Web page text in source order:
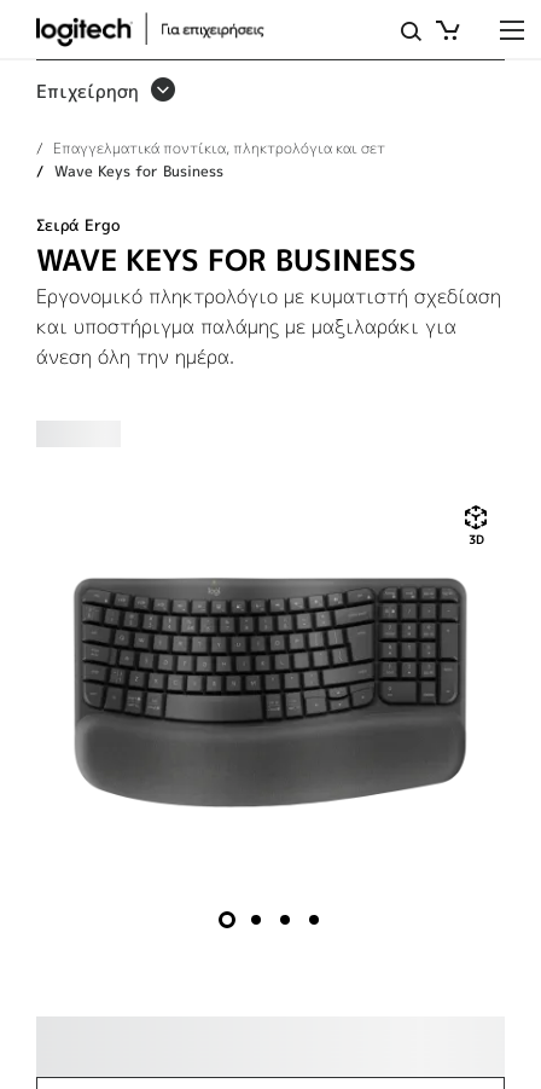
WAVE
KEYS
FOR
BUSINESS
Επιχείρηση
Επαγγελματικά ποντίκια, πληκτρολόγια και σετ
Wave Keys for Business
Σειρά Ergo
WAVE KEYS FOR BUSINESS
Εργονομικό πληκτρολόγιο με κυματιστή σχεδίαση
και υποστήριγμα παλάμης με μαξιλαράκι για
άνεση όλη την ημέρα.
3D